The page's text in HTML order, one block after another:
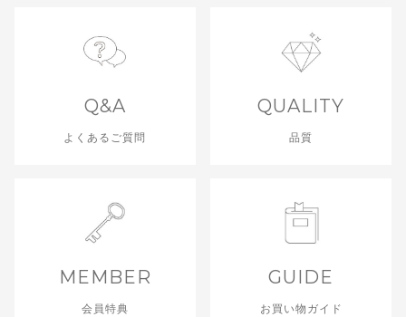
Q&A
よくあるご質問
QUALITY
品質
MEMBER
会員特典
GUIDE
お買い物ガイド